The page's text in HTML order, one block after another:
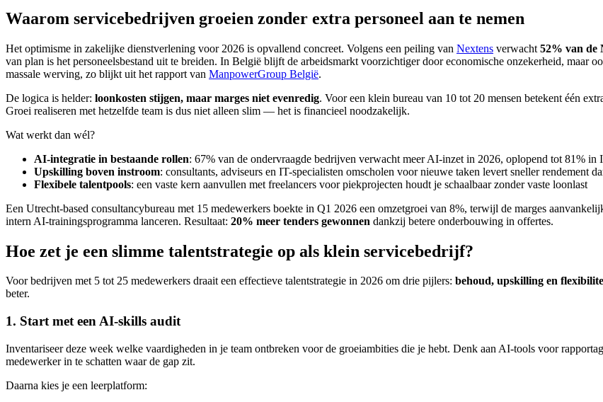
Waarom servicebedrijven groeien zonder extra personeel aan te nemen
Het optimisme in zakelijke dienstverlening voor 2026 is opvallend concreet. Volgens een peiling van Nextens verwacht 52% van de
van plan is het personeelsbestand uit te breiden. In België blijft de arbeidsmarkt voorzichtiger door economische onzekerheid, maar
massale werving, zo blijkt uit het rapport van ManpowerGroup België.
De logica is helder: loonkosten stijgen, maar marges niet evenredig. Voor een klein bureau van 10 tot 20 mensen betekent één
Groei realiseren met hetzelfde team is dus niet alleen slim — het is financieel noodzakelijk.
Wat werkt dan wél?
AI-integratie in bestaande rollen: 67% van de ondervraagde bedrijven verwacht meer AI-inzet in 2026, oplopend tot 81% in
Upskilling boven instroom: consultants, adviseurs en IT-specialisten omscholen voor nieuwe taken levert sneller rendement
Flexibele talentpools: een vaste kern aanvullen met freelancers voor piekprojecten houdt je schaalbaar zonder vaste loonlast
Een Utrecht-based consultancybureau met 15 medewerkers boekte in Q1 2026 een omzetgroei van 8%, terwijl de marges
intern AI-trainingsprogramma lanceren. Resultaat: 20% meer tenders gewonnen dankzij betere onderbouwing in offertes.
Hoe zet je een slimme talentstrategie op als klein servicebedrijf?
Voor bedrijven met 5 tot 25 medewerkers draait een effectieve talentstrategie in 2026 om drie pijlers: behoud, upskilling en
beter.
1. Start met een AI-skills audit
Inventariseer deze week welke vaardigheden in je team ontbreken voor de groeiambities die je hebt. Denk aan AI-tools voor
medewerker in te schatten waar de gap zit.
Daarna kies je een leerplatform: